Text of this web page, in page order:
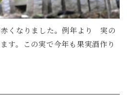
くなりました。例年より 実の
す。この実で今年も果実酒作り